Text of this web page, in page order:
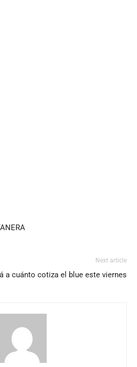
Next article
a cuánto cotiza el blue este viernes